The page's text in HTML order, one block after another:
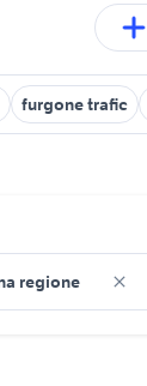
furgone trafic